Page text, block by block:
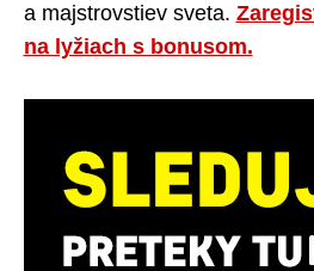
a majstrovstiev sveta.
na lyžiach s bonusom.